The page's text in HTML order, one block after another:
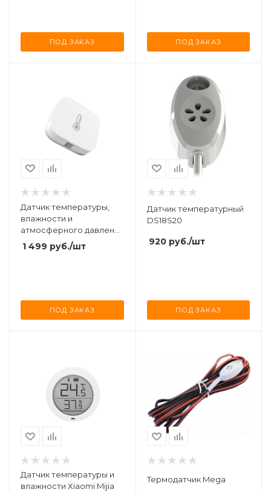
ПОД ЗАКАЗ ПОД ЗАКАЗ
Датчик температуры,
влажности и
атмосферного давления
Xiaomi Aqara
Temperature Humidity
1 499 руб./шт
ПОД ЗАКАЗ
Датчик температурный
DS18S20
920руб./шт
ПОД ЗАКАЗ
Датчик температуры и
влажности Xiaomi Mijia
Термодатчик Mega